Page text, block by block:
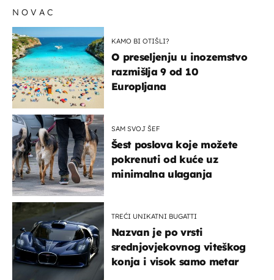
NOVAC
KAMO BI OTIŠLI?
O preseljenju u inozemstvo
razmišlja 9 od 10
Europljana
SAM SVOJ ŠEF
Šest poslova koje možete
pokrenuti od kuće uz
minimalna ulaganja
TREĆI UNIKATNI BUGATTI
Nazvan je po vrsti
srednjovjekovnog viteškog
konja i visok samo metar